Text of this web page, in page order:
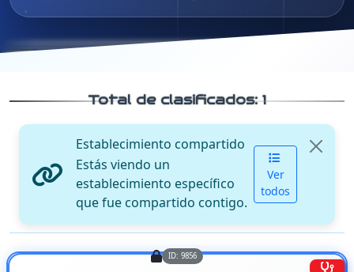
Total de clasificados:1
Establecimiento compartido
Estás viendo un
establecimiento específico
que fue compartido contigo.
Ver
todos
ID: 9856